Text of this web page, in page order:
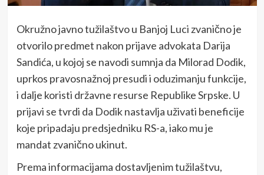
Okružno javno tužilaštvo u Banjoj Luci zvanično je
otvorilo predmet nakon prijave advokata Darija
Sandića, u kojoj se navodi sumnja da Milorad Dodik,
uprkos pravosnažnoj presudi i oduzimanju funkcije,
i dalje koristi državne resurse Republike Srpske. U
prijavi se tvrdi da Dodik nastavlja uživati beneficije
koje pripadaju predsjedniku RS-a, iako mu je
mandat zvanično ukinut.
Prema informacijama dostavljenim tužilaštvu,